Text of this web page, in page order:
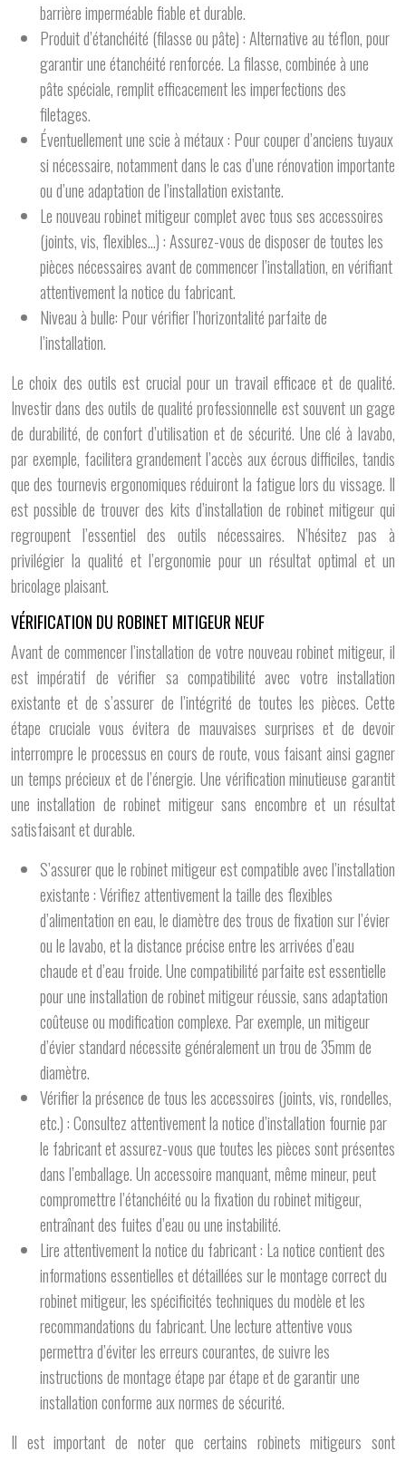
barrière imperméable fiable et durable.
Produit d’étanchéité (filasse ou pâte) : Alternative au téflon, pour
garantir une étanchéité renforcée. La filasse, combinée à une
pâte spéciale, remplit efficacement les imperfections des
filetages.
Éventuellement une scie à métaux : Pour couper d’anciens tuyaux
si nécessaire, notamment dans le cas d’une rénovation importante
ou d’une adaptation de l’installation existante.
Le nouveau robinet mitigeur complet avec tous ses accessoires
(joints, vis, flexibles…) : Assurez-vous de disposer de toutes les
pièces nécessaires avant de commencer l’installation, en vérifiant
attentivement la notice du fabricant.
Niveau à bulle: Pour vérifier l’horizontalité parfaite de
l’installation.
Le choix des outils est crucial pour un travail efficace et de qualité.
Investir dans des outils de qualité professionnelle est souvent un gage
de durabilité, de confort d’utilisation et de sécurité. Une clé à lavabo,
par exemple, facilitera grandement l’accès aux écrous difficiles, tandis
que des tournevis ergonomiques réduiront la fatigue lors du vissage. Il
est possible de trouver des kits d’installation de robinet mitigeur qui
regroupent l’essentiel des outils nécessaires. N’hésitez pas à
privilégier la qualité et l’ergonomie pour un résultat optimal et un
bricolage plaisant.
VÉRIFICATION DU ROBINET MITIGEUR NEUF
Avant de commencer l’installation de votre nouveau robinet mitigeur, il
est impératif de vérifier sa compatibilité avec votre installation
existante et de s’assurer de l’intégrité de toutes les pièces. Cette
étape cruciale vous évitera de mauvaises surprises et de devoir
interrompre le processus en cours de route, vous faisant ainsi gagner
un temps précieux et de l’énergie. Une vérification minutieuse garantit
une installation de robinet mitigeur sans encombre et un résultat
satisfaisant et durable.
S’assurer que le robinet mitigeur est compatible avec l’installation
existante : Vérifiez attentivement la taille des flexibles
d’alimentation en eau, le diamètre des trous de fixation sur l’évier
ou le lavabo, et la distance précise entre les arrivées d’eau
chaude et d’eau froide. Une compatibilité parfaite est essentielle
pour une installation de robinet mitigeur réussie, sans adaptation
coûteuse ou modification complexe. Par exemple, un mitigeur
d’évier standard nécessite généralement un trou de 35mm de
diamètre.
Vérifier la présence de tous les accessoires (joints, vis, rondelles,
etc.) : Consultez attentivement la notice d’installation fournie par
le fabricant et assurez-vous que toutes les pièces sont présentes
dans l’emballage. Un accessoire manquant, même mineur, peut
compromettre l’étanchéité ou la fixation du robinet mitigeur,
entraînant des fuites d’eau ou une instabilité.
Lire attentivement la notice du fabricant : La notice contient des
informations essentielles et détaillées sur le montage correct du
robinet mitigeur, les spécificités techniques du modèle et les
recommandations du fabricant. Une lecture attentive vous
permettra d’éviter les erreurs courantes, de suivre les
instructions de montage étape par étape et de garantir une
installation conforme aux normes de sécurité.
Il est important de noter que certains robinets mitigeurs sont